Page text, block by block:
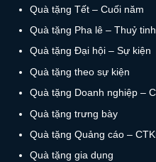
Quà tặng Tết – Cuối năm
Quà tặng Pha lê – Thuỷ tinh
Quà tặng Đại hội – Sự kiện
Quà tặng theo sự kiện
Quà tặng Doanh nghiệp –
Quà tặng trưng bày
Quà tặng Quảng cáo –
Quà tặng gia dụng